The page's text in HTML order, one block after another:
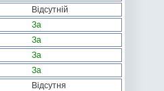
Відсутній
За
За
За
За
Відсутня